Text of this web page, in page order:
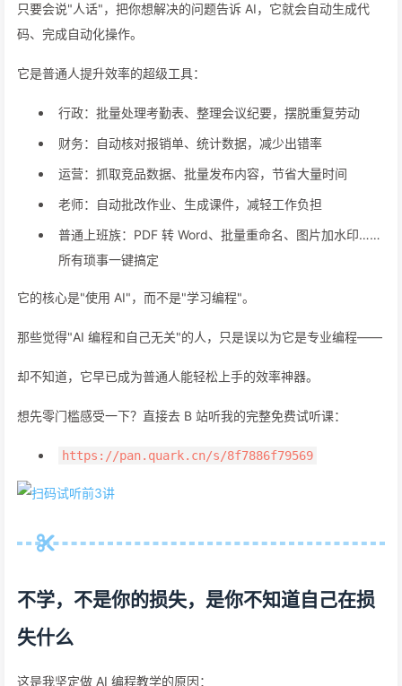
只要会说"人话"，把你想解决的问题告诉 AI，它就会自动生成代
码、完成自动化操作。
它是普通人提升效率的超级工具：
行政：批量处理考勤表、整理会议纪要，摆脱重复劳动
财务：自动核对报销单、统计数据，减少出错率
运营：抓取竞品数据、批量发布内容，节省大量时间
老师：自动批改作业、生成课件，减轻工作负担
普通上班族：PDF 转 Word、批量重命名、图片加水印……
所有琐事一键搞定
它的核心是"使用 AI"，而不是"学习编程"。
那些觉得"AI 编程和自己无关"的人，只是误以为它是专业编程——
却不知道，它早已成为普通人能轻松上手的效率神器。
想先零门槛感受一下？直接去 B 站听我的完整免费试听课：
https://pan.quark.cn/s/8f7886f79569
不学，不是你的损失，是你不知道自己在损
失什么
这是我坚定做 AI 编程教学的原因：